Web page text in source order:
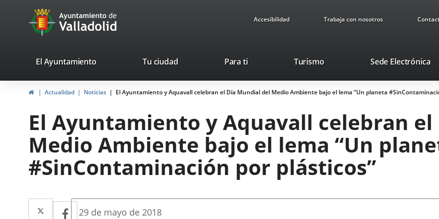
Portal
Web
Ayuntamiento
de
Accesibilidad Trabaja con nosotros
valladolid.es
El Ayuntamiento Tu ciudad Para ti TurismoEste
se
abrirá
ventana
nueva.
Sede Electrónica
InicioActualidad Noticias El Ayuntamiento y Aquavall celebran el Día Mundial del Medio Ambiente bajo el lema “Un planeta
El Ayuntamiento y Aquavall celebran
Medio Ambiente bajo el lema “Un
#SinContaminación por plásticos”
Twitter
EnlaceFacebook
Enlace
Fecha
29 de mayo de 2018